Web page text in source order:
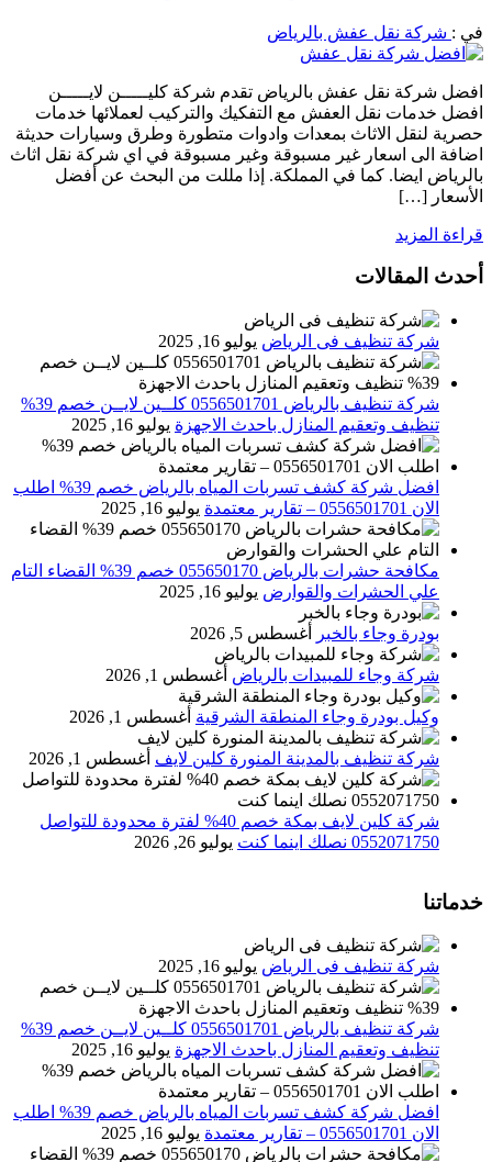
في : شركة نقل عفش بالرياض
افضل شركة نقل عفش بالرياض تقدم شركة كليـــــن لايـــــن
افضل خدمات نقل العفش مع التفكيك والتركيب لعملائها خدمات
حصرية لنقل الاثاث بمعدات وادوات متطورة وطرق وسيارات حديثة
اضافة الى اسعار غير مسبوقة وغير مسبوقة في اي شركة نقل اثاث
بالرياض ايضا. كما في المملكة. إذا مللت من البحث عن أفضل
الأسعار […]
قراءة المزيد
أحدث المقالات
شركة تنظيف فى الرياض يوليو 16, 2025
شركة تنظيف بالرياض 0556501701 كلــين لايــن خصم 39%
تنظيف وتعقيم المنازل باحدث الاجهزة يوليو 16, 2025
افضل شركة كشف تسربات المياه بالرياض خصم 39% اطلب
الان 0556501701‬‏ – تقارير معتمدة
يوليو 16, 2025
مكافحة حشرات بالرياض 055650170 خصم 39% القضاء التام
علي الحشرات والقوارض يوليو 16, 2025
بودرة وجاء بالخبر أغسطس 5, 2026
شركة وجاء للمبيدات بالرياض أغسطس 1, 2026
وكيل بودرة وجاء المنطقة الشرقية أغسطس 1, 2026
شركة تنظيف بالمدينة المنورة كلين لايف أغسطس 1, 2026
شركة كلين لايف بمكة خصم 40% لفترة محدودة للتواصل
0552071750 نصلك اينما كنت
يوليو 26, 2026
خدماتنا
شركة تنظيف فى الرياض يوليو 16, 2025
شركة تنظيف بالرياض 0556501701 كلــين لايــن خصم 39%
تنظيف وتعقيم المنازل باحدث الاجهزة يوليو 16, 2025
افضل شركة كشف تسربات المياه بالرياض خصم 39% اطلب
الان 0556501701‬‏ – تقارير معتمدة
يوليو 16, 2025